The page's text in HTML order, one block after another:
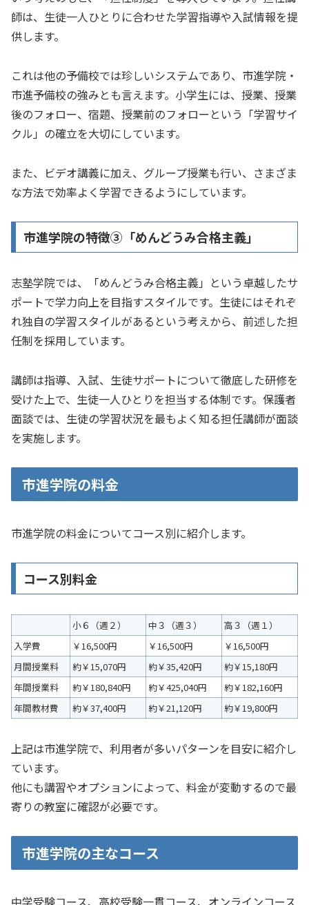
師は、生徒一人ひとりに合わせた学習指導や入試情報を提
供します。
これは他の予備校では珍しいシステムであり、市進学院・
市進予備校の強みとも言えます。小学生には、授業、授業
後のフォロー、宿題、授業前のフォローという「学習サイ
クル」の確立を大切にしています。
また、ビデオ講義に加え、グループ授業も行い、さまざま
な方法で効率よく学習できるようにしています。
市進学院の特徴➂「めんどうみ合格主義」
志塾学院では、「めんどうみ合格主義」という卓越したサ
ポートで学力向上を目指すスタイルです。生徒にはそれぞ
れ独自の学習スタイルがあるという考えから、前述した担
任制を採用しています。
講師は指導、入試、生徒サポートについて徹底した研修を
受けた上で、生徒一人ひとりを担当する体制です。保護者
面談では、生徒の学習状況を最もよく知る担任講師が面談
を実施します。
市進学院の料金
市進学院の料金についてコース別に紹介します。
コース別料金
小６（週２） 中３（週３）
高３（週１）
入学費
￥16,500円 ￥16,500円
￥16,500円
月間授業料
約￥15,070円 約￥35,420円
約￥15,180円
年間授業料
約￥180,840円 約￥425,040円
約￥182,160円
年間教材費
約￥37,400円 約￥21,120円 約￥19,800円
上記は市進学院で、利用者が多いパターンを目安に紹介し
ています。
他にも講習やオプションによって、料金が変動するので最
寄りの教室に確認が必要です。
市進学院の主なコース
中学受験コース、高校受験一貫コース、オンラインコース